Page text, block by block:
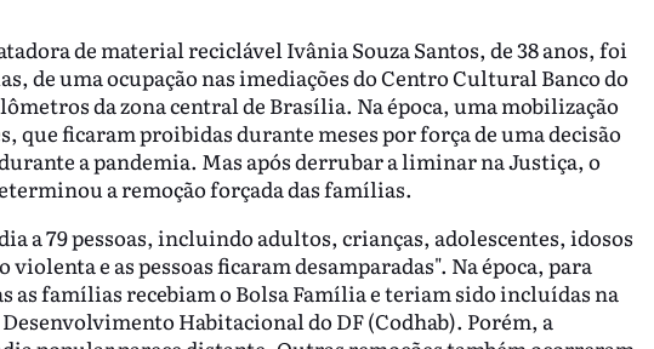
de material reciclável Ivânia Souza Santos, de 38 anos, foi
de uma ocupação nas imediações do Centro Cultural Banco do
da zona central de Brasília. Na época, uma mobilização
que ficaram proibidas durante meses por força de uma decisão
a pandemia. Mas após derrubar a liminar na Justiça, o
a remoção forçada das famílias.
a 79 pessoas, incluindo adultos, crianças, adolescentes, idosos
e as pessoas ficaram desamparadas". Na época, para
famílias recebiam o Bolsa Família e teriam sido incluídas na
Habitacional do DF (Codhab). Porém, a